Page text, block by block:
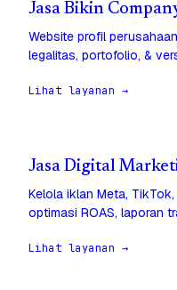
Jasa Bikin
Website profil
legalitas, portofolio, &
Lihat layanan →
Jasa Digital
Kelola iklan Meta,
optimasi ROAS, laporan
Lihat layanan →